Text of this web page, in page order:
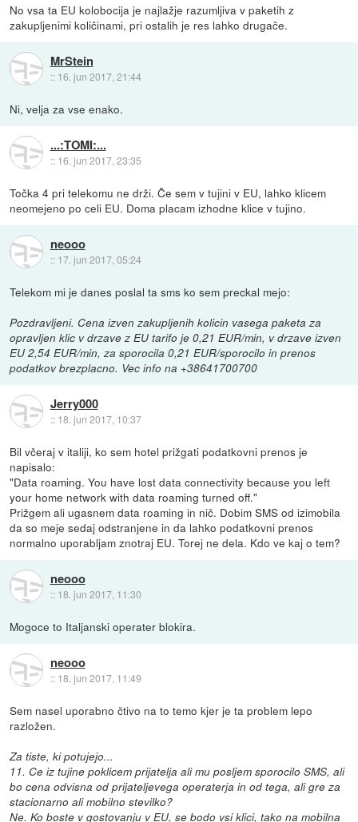
No vsa ta EU kolobocija je najlažje razumljiva v paketih z
zakupljenimi količinami, pri ostalih je res lahko drugače.
MrStein
:: 16. jun 2017, 21:44
Ni, velja za vse enako.
...:TOMI:...
:: 16. jun 2017, 23:35
Točka 4 pri telekomu ne drži. Če sem v tujini v EU, lahko klicem
neomejeno po celi EU. Doma placam izhodne klice v tujino.
neooo
:: 17. jun 2017, 05:24
Telekom mi je danes poslal ta sms ko sem preckal mejo:
Pozdravljeni. Cena izven zakupljenih kolicin vasega paketa za
opravljen klic v drzave z EU tarifo je 0,21 EUR/min, v drzave izven
EU 2,54 EUR/min, za sporocila 0,21 EUR/sporocilo in prenos
podatkov brezplacno. Vec info na +38641700700
Jerry000
:: 18. jun 2017, 10:37
Bil včeraj v italiji, ko sem hotel prižgati podatkovni prenos je
napisalo:
"Data roaming. You have lost data connectivity because you left
your home network with data roaming turned off."
Prižgem ali ugasnem data roaming in nič. Dobim SMS od izimobila
da so meje sedaj odstranjene in da lahko podatkovni prenos
normalno uporabljam znotraj EU. Torej ne dela. Kdo ve kaj o tem?
neooo
:: 18. jun 2017, 11:30
Mogoce to Italjanski operater blokira.
neooo
:: 18. jun 2017, 11:49
Sem nasel uporabno čtivo na to temo kjer je ta problem lepo
razložen.
Za tiste, ki potujejo...
11. Ce iz tujine poklicem prijatelja ali mu posljem sporocilo SMS, ali
bo cena odvisna od prijateljevega operaterja in od tega, ali gre za
stacionarno ali mobilno stevilko?
Ne. Ko boste v gostovanju v EU, se bodo vsi klici, tako na mobilna